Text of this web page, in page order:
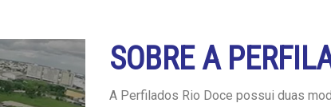
SOBRE A
A Perfilados Rio Doce possui duas